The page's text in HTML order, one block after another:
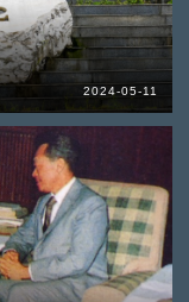
2024-05-11